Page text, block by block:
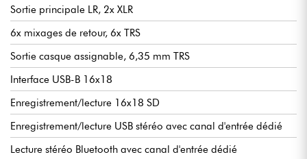
Sortie principale LR, 2x XLR
6x mixages de retour, 6x TRS
Sortie casque assignable, 6,35 mm TRS
Interface USB-B 16x18
Enregistrement/lecture 16x18 SD
Enregistrement/lecture USB stéréo avec canal d'entrée dédié
Lecture stéréo Bluetooth avec canal d'entrée dédié